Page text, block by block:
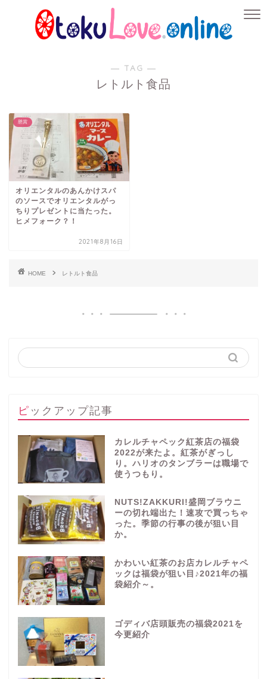
― TAG ―
レトルト食品
懸賞
オリエンタルのあんかけスパ
のソースでオリエンタルがっ
ちりプレゼントに当たった。
ヒメフォーク？！
2021年8月16日
HOME レトルト食品
ピックアップ記事
カレルチャペック紅茶店の福袋
2022が来たよ。紅茶がぎっし
り。ハリオのタンブラーは職場で
使うつもり。
NUTS!ZAKKURI!盛岡ブラウニ
ーの切れ端出た！速攻で買っちゃ
った。季節の行事の後が狙い目
か。
かわいい紅茶のお店カレルチャペ
ックは福袋が狙い目♪2021年の福
袋紹介～。
ゴディバ店頭販売の福袋2021を
今更紹介